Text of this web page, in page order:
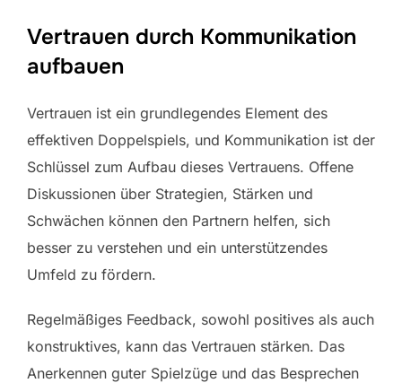
Vertrauen durch Kommunikation
aufbauen
Vertrauen ist ein grundlegendes Element des
effektiven Doppelspiels, und Kommunikation ist der
Schlüssel zum Aufbau dieses Vertrauens. Offene
Diskussionen über Strategien, Stärken und
Schwächen können den Partnern helfen, sich
besser zu verstehen und ein unterstützendes
Umfeld zu fördern.
Regelmäßiges Feedback, sowohl positives als auch
konstruktives, kann das Vertrauen stärken. Das
Anerkennen guter Spielzüge und das Besprechen